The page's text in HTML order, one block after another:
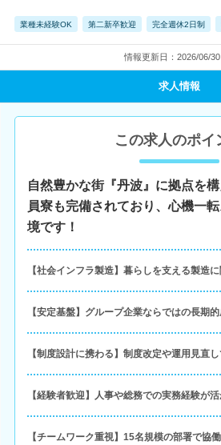
業種未経験OK 第二新卒歓迎 完全週休2日制
情報更新日：2026/06/30
求人情報
この求人のポイ
自然豊かな街『丹波』に拠点を
員寮も完備されており、心機一
境です！
【社会インフラ製造】暮らしを支える製造
【安定基盤】グループ企業ならではの長期
【制度設計に携わる】制度改定や運用見直
【経験者歓迎】人事や総務での実務経験が
【チームワーク重視】15名規模の部署で協